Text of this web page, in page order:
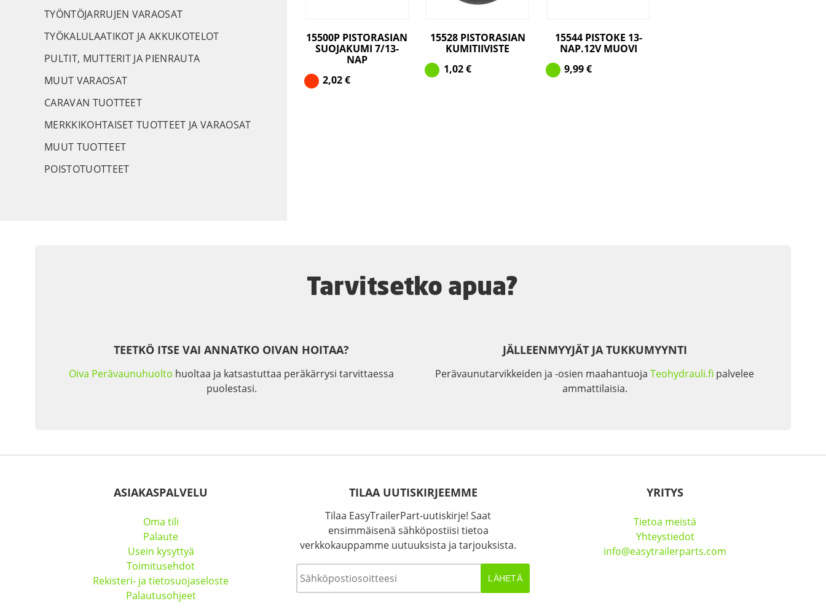
15500P PISTORASIAN
SUOJAKUMI 7/13-
NAP
2,02€
15528 PISTORASIAN
KUMITIIVISTE
1,02€
15544 PISTOKE 13-
NAP.12V MUOVI
9,99€
TYÖNTÖJARRUJEN VARAOSAT
TYÖKALULAATIKOT JA AKKUKOTELOT
PULTIT, MUTTERIT JA PIENRAUTA
MUUT VARAOSAT
CARAVAN TUOTTEET
MERKKIKOHTAISET TUOTTEET JA VARAOSAT
MUUT TUOTTEET
POISTOTUOTTEET
Tarvitsetko apua?
TEETKÖ ITSE VAI ANNATKO OIVAN HOITAA?
Oiva Perävaunuhuolto huoltaa ja katsastuttaa peräkärrysi tarvittaessa
puolestasi.
JÄLLEENMYYJÄT JA TUKKUMYYNTI
Perävaunutarvikkeiden ja -osien maahantuoja Teohydrauli.fi palvelee
ammattilaisia.
ASIAKASPALVELU
Oma tili
Palaute
Usein kysyttyä
Toimitusehdot
Rekisteri- ja tietosuojaseloste
Palautusohjeet
YRITYS
Tietoa meistä
Yhteystiedot
info@easytrailerparts.com
TILAA UUTISKIRJEEMME
Tilaa EasyTrailerPart-uutiskirje! Saat
ensimmäisenä sähköpostiisi tietoa
verkkokauppamme uutuuksista ja tarjouksista.